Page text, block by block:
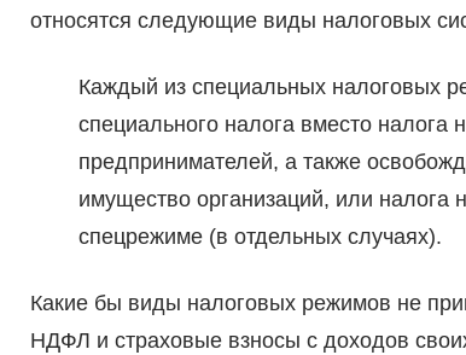
относятся следующие виды налоговых
Каждый из специальных налоговых
специального налога вместо
предпринимателей, а также
имущество организаций, или налога
спецрежиме (в отдельных случаях).
Какие бы виды налоговых режимов не
НДФЛ и страховые взносы с доходов